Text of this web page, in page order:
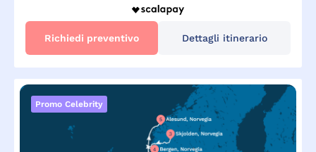
Richiedi preventivo Dettagli itinerario
Promo Celebrity